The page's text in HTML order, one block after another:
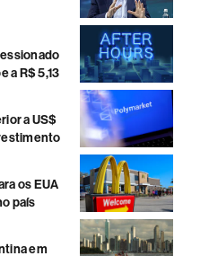
a R$ 5,13
a US$
os EUA
país
em